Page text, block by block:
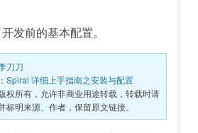
发前的基本配置。
刀刀
Spiral 详细上手指南之安装与配置
权所有，允许非商业用途转载，转载时请
标明来源、作者，保留原文链接。